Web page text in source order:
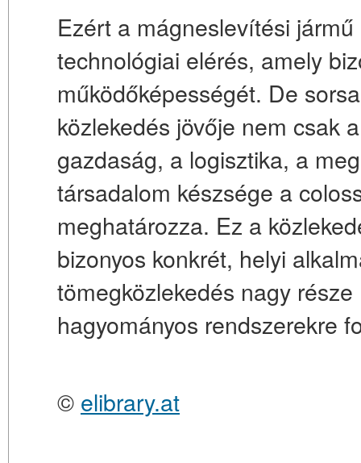
Ezért a mágneslevítési
technológiai elérés, amely
működőképességét. De
közlekedés jövője nem csak
gazdaság, a logisztika, a
társadalom készsége a
meghatározza. Ez a
bizonyos konkrét, helyi
tömegközlekedés nagy
hagyományos rendszerekre
© elibrary.at